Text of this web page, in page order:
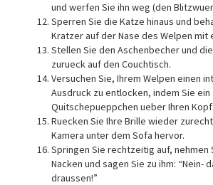
und werfen Sie ihn weg (den
Sperren Sie die Katze hinaus und
Kratzer auf der Nase des Welpen mit
Stellen Sie den Aschenbecher und
zurueck auf den Couchtisch.
Versuchen Sie, Ihrem Welpen einen
Ausdruck zu entlocken, indem Sie ein
Quitschepueppchen ueber Ihren
Ruecken Sie Ihre Brille wieder
Kamera unter dem Sofa hervor.
Springen Sie rechtzeitig auf, nehmen
Nacken und sagen Sie zu ihm: “Nein-
draussen!”